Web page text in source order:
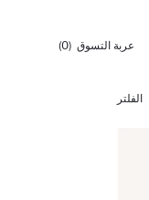
عربة التسوق (0)
الفلتر